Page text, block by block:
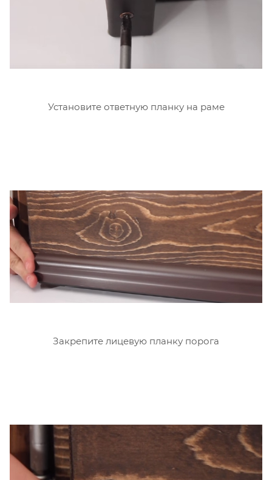
Установите ответную планку на раме
Закрепите лицевую планку порога